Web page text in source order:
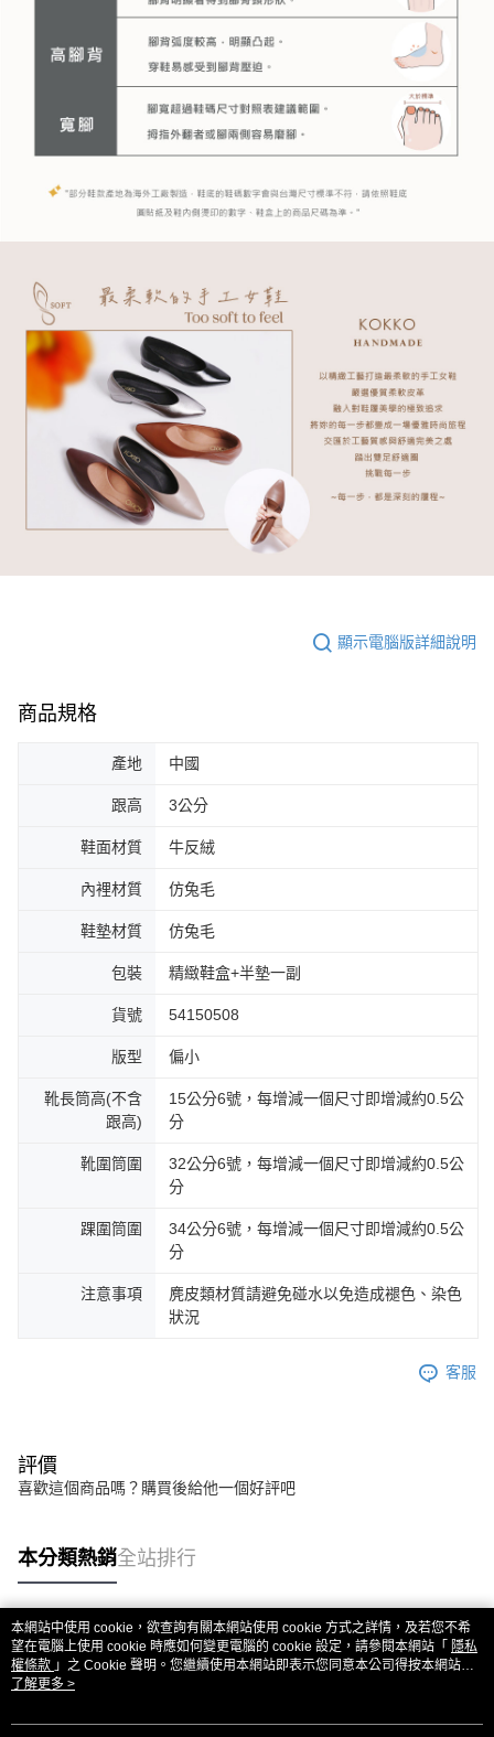
顯示電腦版詳細說明
商品規格
產地 中國
跟高 3公分
鞋面材質 牛反絨
內裡材質 仿兔毛
鞋墊材質 仿兔毛
包裝 精緻鞋盒+半墊一副
貨號 54150508
版型 偏小
靴長筒高(不含
跟高)
15公分6號，每增減一個尺寸即增減約0.5公
分
靴圍筒圍
32公分6號，每增減一個尺寸即增減約0.5公
分
踝圍筒圍
34公分6號，每增減一個尺寸即增減約0.5公
分
注意事項
麂皮類材質請避免碰水以免造成褪色、染色
狀況
客服
評價
喜歡這個商品嗎？購買後給他一個好評吧
本分類熱銷全站排行
熱門標籤
本網站中使用 cookie，欲查詢有關本網站使用 cookie 方式之詳情，及若您不希
望在電腦上使用 cookie 時應如何變更電腦的 cookie 設定，請參閱本網站「 隱私
權條款 」之 Cookie 聲明。您繼續使用本網站即表示您同意本公司得按本網站使
用條款之 Cookie 聲明使用 cookie。
了解更多 >